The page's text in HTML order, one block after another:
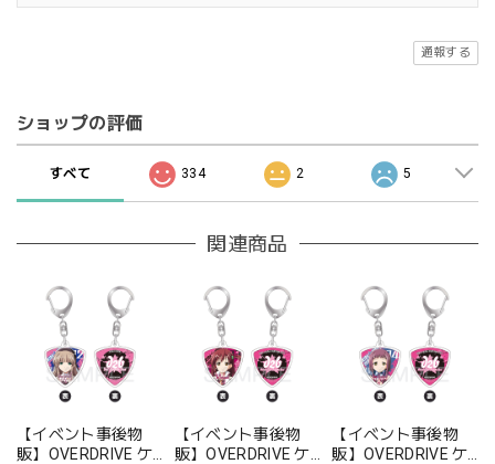
通報する
ショップの評価
すべて 334 2 5
関連商品
【イベント事後物
販】OVERDRIVE ケ
【イベント事後物
販】OVERDRIVE ケ
【イベント事後物
販】OVERDRIVE ケ